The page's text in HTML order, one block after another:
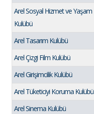
Arel Sosyal Hizmet ve Yaşam
Kulübü
Arel Tasarım Kulübü
Arel Çizgi Film Kulübü
Arel Girişimcilik Kulübü
Arel Tüketiciyi Koruma Kulübü
Arel Sinema Kulübü